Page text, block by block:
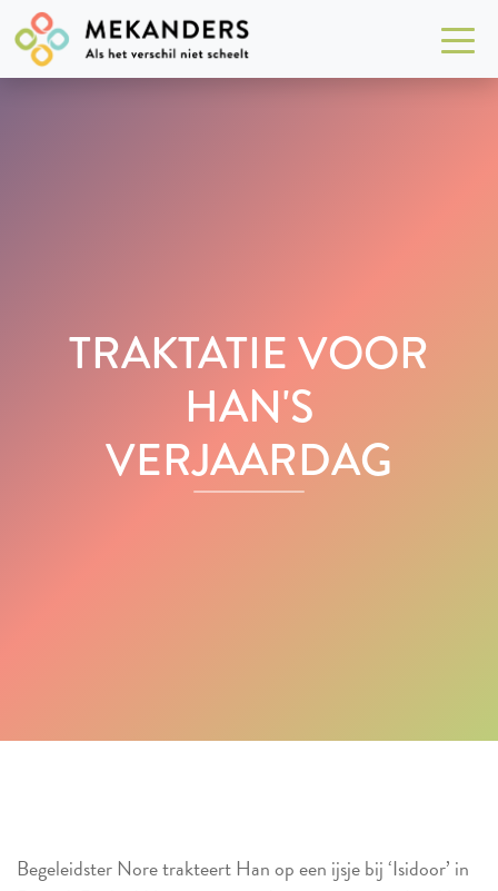
TRAKTATIE VOOR
HAN'S
VERJAARDAG
Begeleidster Nore trakteert Han op een ijsje bij ‘Isidoor’ in